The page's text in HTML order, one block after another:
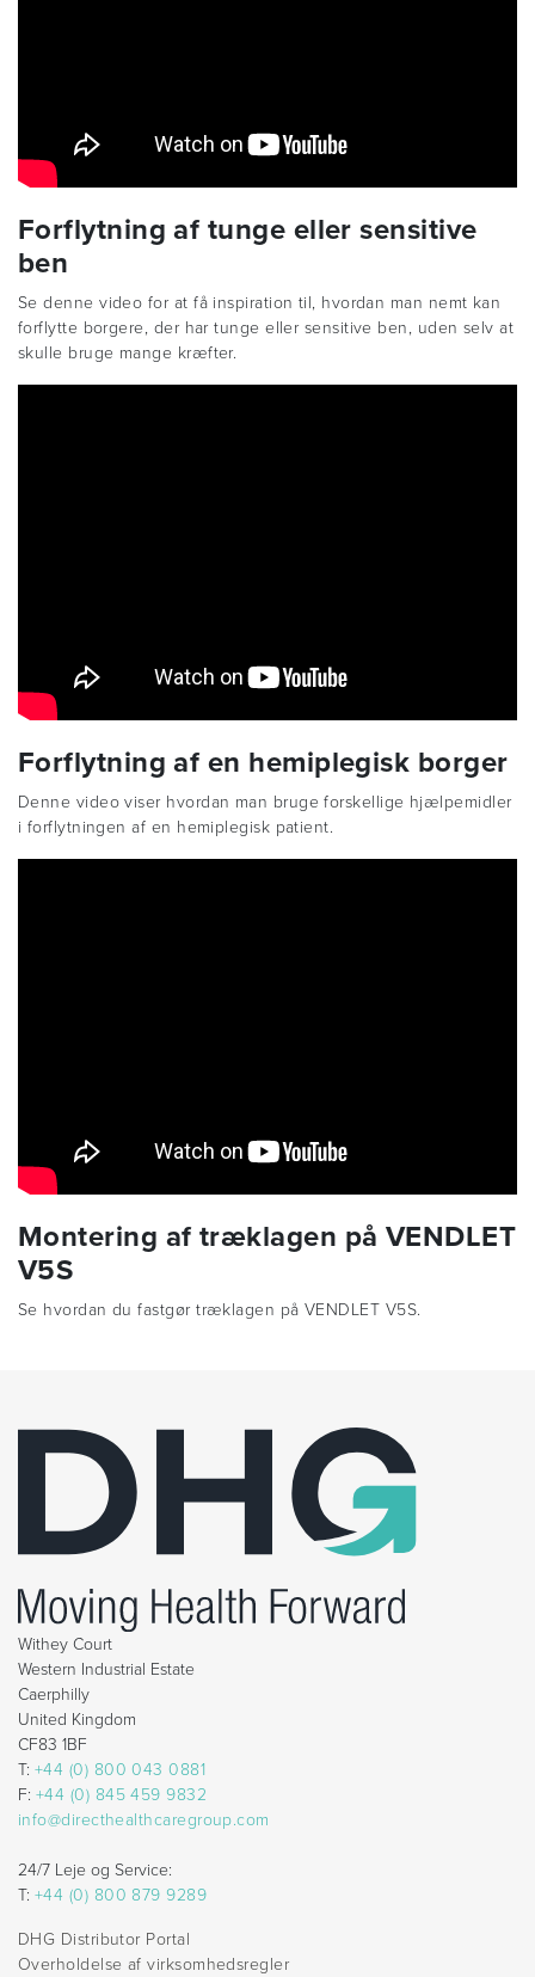
Forflytning af tunge eller sensitive
ben
Se denne video for at få inspiration til, hvordan man nemt kan
forflytte borgere, der har tunge eller sensitive ben, uden selv at
skulle bruge mange kræfter.
Forflytning af en hemiplegisk borger
Denne video viser hvordan man bruge forskellige hjælpemidler
i forflytningen af en hemiplegisk patient.
Montering af træklagen på VENDLET
V5S
Se hvordan du fastgør træklagen på VENDLET V5S.
Withey Court
Western Industrial Estate
Caerphilly
United Kingdom
CF83 1BF
T: +44 (0) 800 043 0881
F: +44 (0) 845 459 9832
info@directhealthcaregroup.com
24/7 Leje og Service:
T: +44 (0) 800 879 9289
DHG Distributor Portal
Overholdelse af virksomhedsregler